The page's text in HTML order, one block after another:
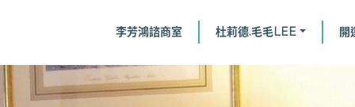
李芳鴻諮商室 杜莉德.毛毛LEE 開